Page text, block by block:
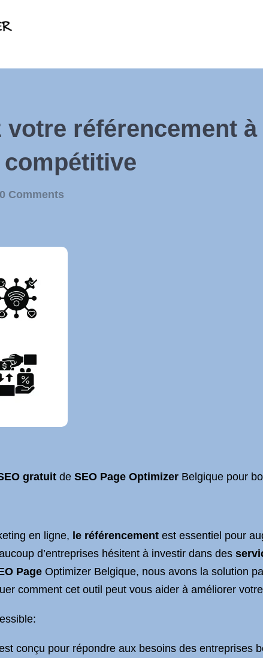
votre référencement
0 Comments
gratuit de SEO Page Optimizer Belgique pour
en ligne, le référencement est essentiel pour
d’entreprises hésitent à investir dans des
Page Optimizer Belgique, nous avons la solution
comment cet outil peut vous aider à améliorer
conçu pour répondre aux besoins des entreprises